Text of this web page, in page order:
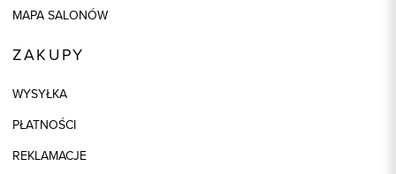
MAPA SALONÓW
ZAKUPY
WYSYŁKA
PŁATNOŚCI
REKLAMACJE